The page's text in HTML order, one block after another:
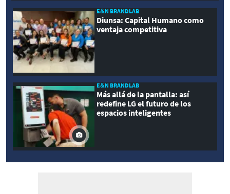
E&N BRANDLAB
Diunsa: Capital Humano como
ventaja competitiva
E&N BRANDLAB
Más allá de la pantalla: así
redefine LG el futuro de los
espacios inteligentes